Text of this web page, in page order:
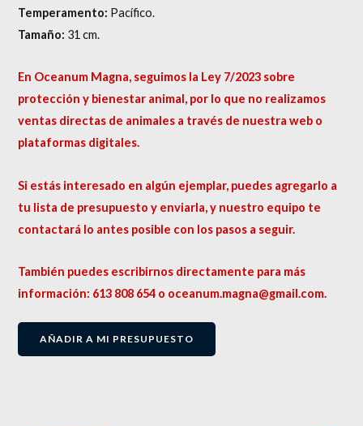
Temperamento: Pacífico.
Tamaño: 31 cm.
En Oceanum Magna, seguimos la Ley 7/2023 sobre
protección y bienestar animal, por lo que no realizamos
ventas directas de animales a través de nuestra web o
plataformas digitales.
Si estás interesado en algún ejemplar, puedes agregarlo a
tu lista de presupuesto y enviarla, y nuestro equipo te
contactará lo antes posible con los pasos a seguir.
También puedes escribirnos directamente para más
información: 613 808 654 o oceanum.magna@gmail.com.
AÑADIR A MI PRESUPUESTO